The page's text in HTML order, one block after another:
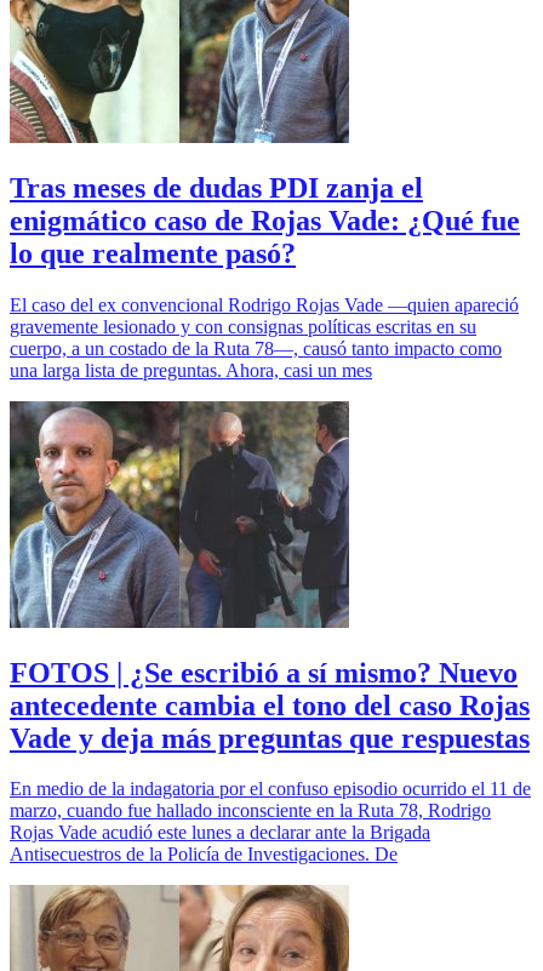
Tras meses de dudas PDI zanja el
enigmático caso de Rojas Vade: ¿Qué fue
lo que realmente pasó?
El caso del ex convencional Rodrigo Rojas Vade —quien apareció
gravemente lesionado y con consignas políticas escritas en su
cuerpo, a un costado de la Ruta 78—, causó tanto impacto como
una larga lista de preguntas. Ahora, casi un mes
FOTOS | ¿Se escribió a sí mismo? Nuevo
antecedente cambia el tono del caso Rojas
Vade y deja más preguntas que respuestas
En medio de la indagatoria por el confuso episodio ocurrido el 11 de
marzo, cuando fue hallado inconsciente en la Ruta 78, Rodrigo
Rojas Vade acudió este lunes a declarar ante la Brigada
Antisecuestros de la Policía de Investigaciones. De